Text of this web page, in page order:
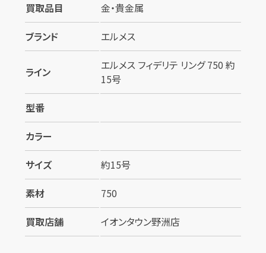
買取品目
金・貴金属
ブランド
エルメス
ライン
エルメス フィデリテ リング 750 約
15号
型番
カラー
サイズ
約15号
素材
750
買取店舗
イオンタウン野洲店